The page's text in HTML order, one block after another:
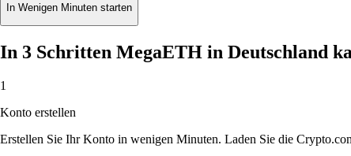
In Wenigen Minuten starten
In 3 Schritten MegaETH in Deutschland
1
Konto erstellen
Erstellen Sie Ihr Konto in wenigen Minuten. Laden Sie die